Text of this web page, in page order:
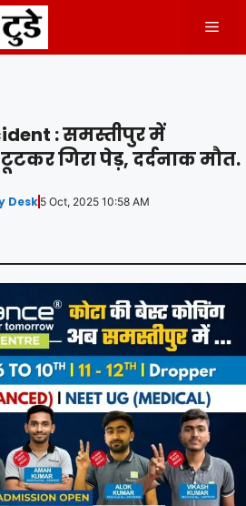
: समस्तीपुर में
गिरा पेड़, दर्दनाक मौत.
Desk 5 Oct, 2025 10:58 AM